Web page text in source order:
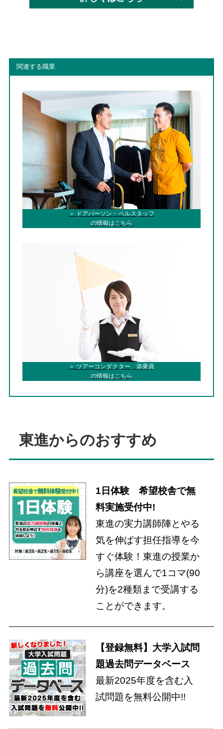
関連する職業
＞ ドアパーソン・ベルスタッフ
の情報はこちら
＞ ツアーコンダクター、添乗員
の情報はこちら
東進からのおすすめ
1日体験 希望校舎で無
料実施受付中!
東進の実力講師陣とやる
気を伸ばす担任指導を今
すぐ体験！東進の授業か
ら講座を選んで1コマ(90
分)を2種類まで受講する
ことができます。
【登録無料】大学入試問
題過去問データベース
最新2025年度を含む入
試問題を無料公開中!!